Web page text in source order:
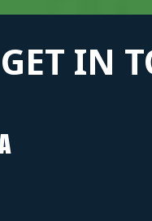
GET IN